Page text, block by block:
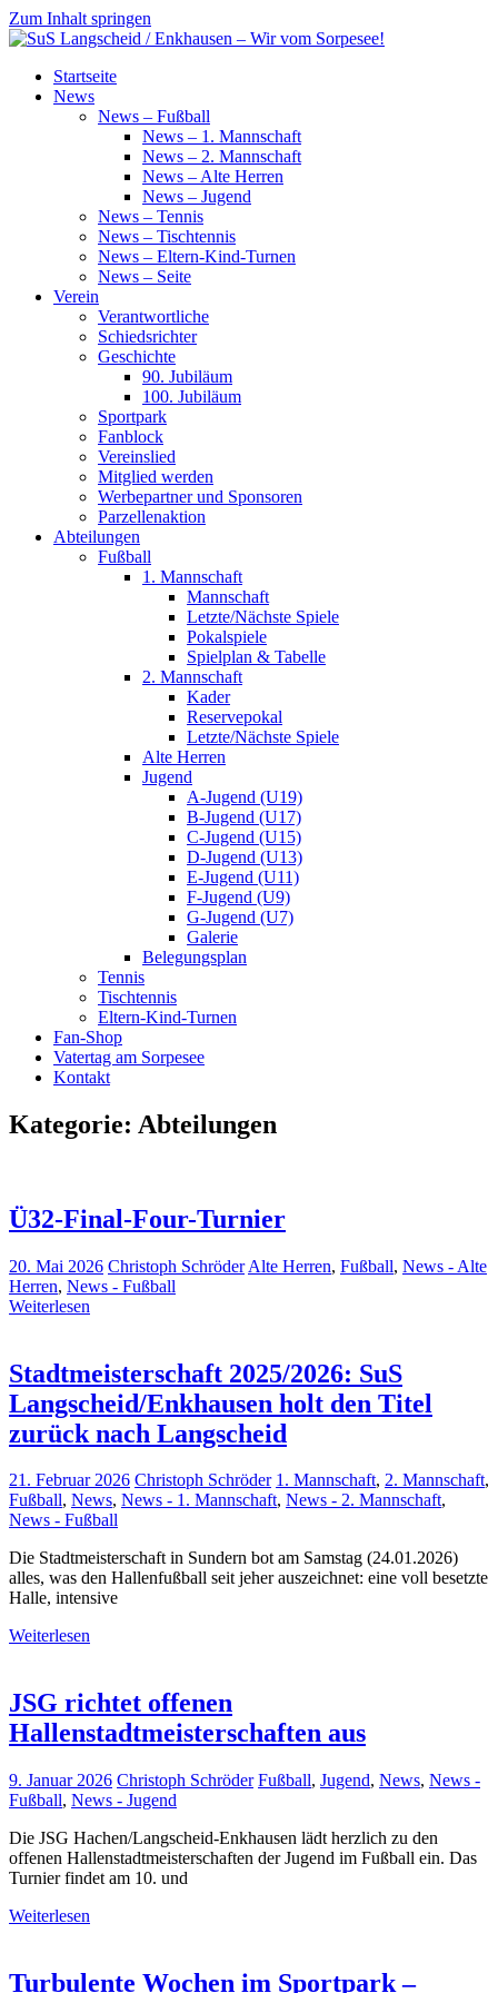
Zum Inhalt springen
SuS
Langscheid
Startseite
News
News – Fußball
News – 1. Mannschaft
News – 2. Mannschaft
News – Alte Herren
News – Jugend
News – Tennis
News – Tischtennis
News – Eltern-Kind-Turnen
News – Seite
Verein
Verantwortliche
Schiedsrichter
Geschichte
90. Jubiläum
100. Jubiläum
Sportpark
Fanblock
Vereinslied
Mitglied werden
Werbepartner und Sponsoren
Parzellenaktion
Abteilungen
Fußball
1. Mannschaft
Mannschaft
Letzte/Nächste Spiele
Pokalspiele
Spielplan & Tabelle
2. Mannschaft
Kader
Reservepokal
Letzte/Nächste Spiele
Alte Herren
Jugend
A-Jugend (U19)
B-Jugend (U17)
C-Jugend (U15)
D-Jugend (U13)
E-Jugend (U11)
F-Jugend (U9)
G-Jugend (U7)
Galerie
Belegungsplan
Tennis
Tischtennis
Eltern-Kind-Turnen
Fan-Shop
Vatertag am Sorpesee
Kontakt
Kategorie: Abteilungen
Ü32-Final-Four-Turnier
20. Mai 2026 Christoph Schröder Alte Herren, Fußball, News - Alte
Herren, News - Fußball
Weiterlesen
Stadtmeisterschaft 2025/2026: SuS
Langscheid/Enkhausen holt den Titel
zurück nach Langscheid
21. Februar 2026 Christoph Schröder 1. Mannschaft, 2. Mannschaft,
Fußball, News, News - 1. Mannschaft, News - 2. Mannschaft,
News - Fußball
Die Stadtmeisterschaft in Sundern bot am Samstag (24.01.2026)
alles, was den Hallenfußball seit jeher auszeichnet: eine voll besetzte
Halle, intensive
Weiterlesen
JSG richtet offenen
Hallenstadtmeisterschaften aus
9. Januar 2026 Christoph Schröder Fußball, Jugend, News, News -
Fußball, News - Jugend
Die JSG Hachen/Langscheid-Enkhausen lädt herzlich zu den
offenen Hallenstadtmeisterschaften der Jugend im Fußball ein. Das
Turnier findet am 10. und
Weiterlesen
Turbulente Wochen im Sportpark –